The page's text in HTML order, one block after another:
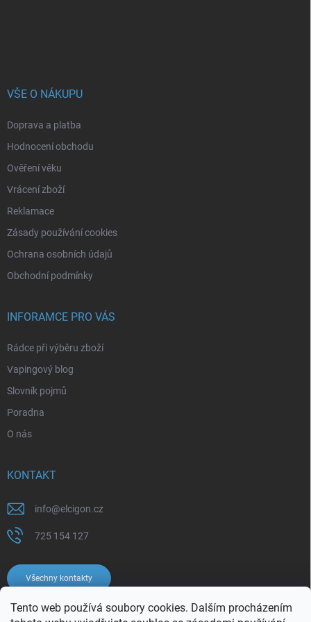
Tento web používá soubory cookies. Dalším procházením
VŠE O NÁKUPU
Doprava a platba
Hodnocení obchodu
Ověření věku
Vrácení zboží
Reklamace
Zásady používání cookies
Ochrana osobních údajů
Obchodní podmínky
INFORAMCE PRO VÁS
Rádce při výběru zboží
Vapingový blog
Slovník pojmů
Poradna
O nás
KONTAKT
info@elcigon.cz
725 154 127
Všechny kontakty